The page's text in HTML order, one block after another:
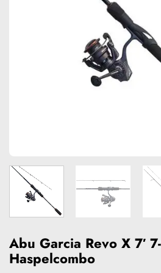
Abu Garcia Revo X 7′
Haspelcombo